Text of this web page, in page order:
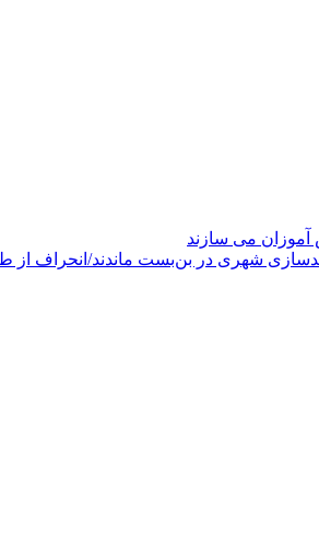
بن‌بست ماندند/انحراف از طرح جامع ۱۳۸۶ به